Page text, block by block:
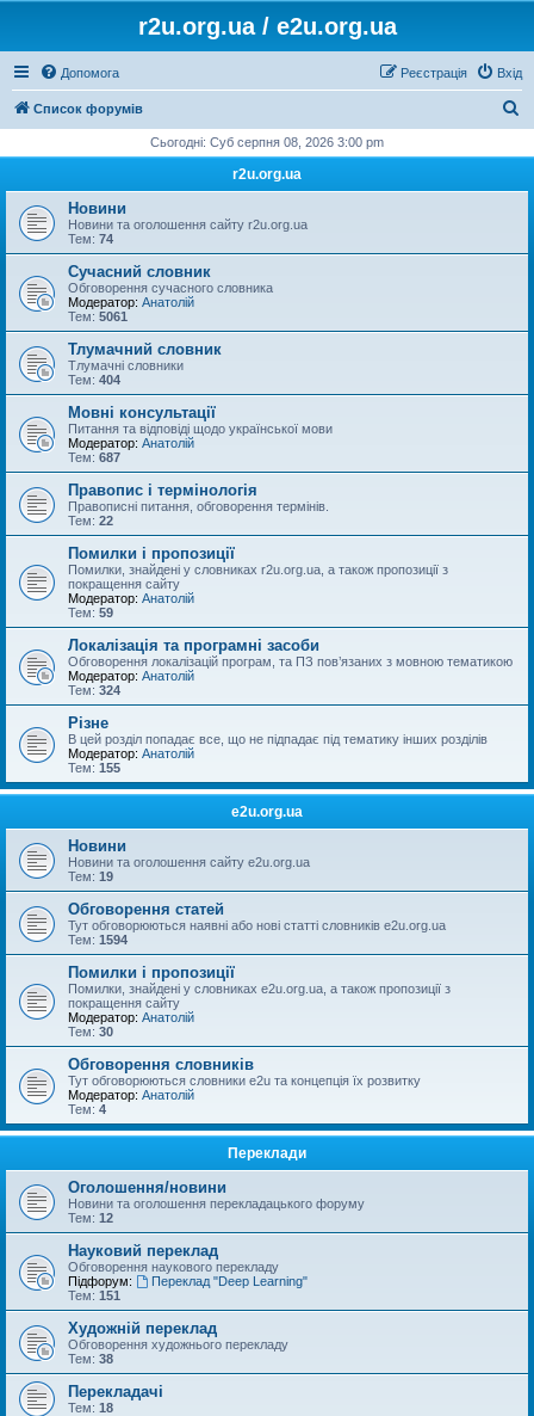
r2u.org.ua / e2u.org.ua
Допомога Вхід
Реєстрація
Список форумів
у
Сьогодні: Суб серпня 08, 2026 3:00 pm
r2u.org.ua
Новини
Новини та оголошення сайту r2u.org.ua
Тем: 74
Сучасний словник
Обговорення сучасного словника
Модератор: Анатолій
Тем: 5061
Тлумачний словник
Тлумачні словники
Тем: 404
Мовні консультації
Питання та відповіді щодо української мови
Модератор: Анатолій
Тем: 687
Правопис і термінологія
Правописні питання, обговорення термінів.
Тем: 22
Помилки і пропозиції
Помилки, знайдені у словниках r2u.org.ua, а також пропозиції з
покращення сайту
Модератор: Анатолій
Тем: 59
Локалізація та програмні засоби
Обговорення локалізацій програм, та ПЗ пов’язаних з мовною тематикою
Модератор: Анатолій
Тем: 324
Різне
В цей розділ попадає все, що не підпадає під тематику інших розділів
Модератор: Анатолій
Тем: 155
e2u.org.ua
Новини
Новини та оголошення сайту e2u.org.ua
Тем: 19
Обговорення статей
Тут обговорюються наявні або нові статті словників e2u.org.ua
Тем: 1594
Помилки і пропозиції
Помилки, знайдені у словниках e2u.org.ua, а також пропозиції з
покращення сайту
Модератор: Анатолій
Тем: 30
Обговорення словників
Тут обговорюються словники e2u та концепція їх розвитку
Модератор: Анатолій
Тем: 4
Переклади
Оголошення/новини
Новини та оголошення перекладацького форуму
Тем: 12
Науковий переклад
Обговорення наукового перекладу
Підфорум:
Переклад "Deep Learning"
Тем: 151
Художній переклад
Обговорення художнього перекладу
Тем: 38
Перекладачі
Тем: 18